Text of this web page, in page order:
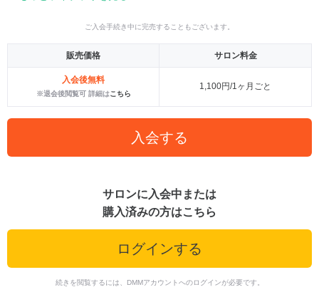
ご入会手続き中に完売することもございます。
販売価格 サロン料金
入会後無料
※退会後閲覧可 詳細はこちら
1,100円/1ヶ月ごと
入会する
サロンに入会中または
購入済みの方はこちら
ログインする
続きを閲覧するには、DMMアカウントへのログインが必要です。